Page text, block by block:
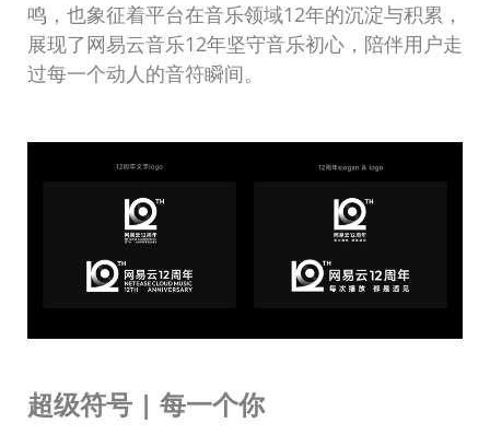
鸣，也象征着平台在音乐领域12年的沉淀与积累，
展现了网易云音乐12年坚守音乐初心，陪伴用户走
过每一个动人的音符瞬间。
超级符号 | 每一个你